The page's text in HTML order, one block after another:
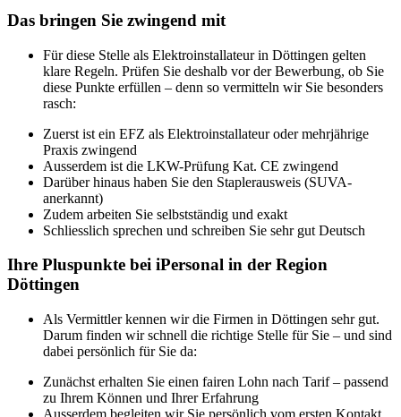
Das bringen Sie zwingend mit
Für diese Stelle als Elektroinstallateur in Döttingen gelten
klare Regeln. Prüfen Sie deshalb vor der Bewerbung, ob Sie
diese Punkte erfüllen – denn so vermitteln wir Sie besonders
rasch:
Zuerst ist ein EFZ als Elektroinstallateur oder mehrjährige
Praxis zwingend
Ausserdem ist die LKW-Prüfung Kat. CE zwingend
Darüber hinaus haben Sie den Staplerausweis (SUVA-
anerkannt)
Zudem arbeiten Sie selbstständig und exakt
Schliesslich sprechen und schreiben Sie sehr gut Deutsch
Ihre Pluspunkte bei iPersonal in der Region
Döttingen
Als Vermittler kennen wir die Firmen in Döttingen sehr gut.
Darum finden wir schnell die richtige Stelle für Sie – und sind
dabei persönlich für Sie da:
Zunächst erhalten Sie einen fairen Lohn nach Tarif – passend
zu Ihrem Können und Ihrer Erfahrung
Ausserdem begleiten wir Sie persönlich vom ersten Kontakt